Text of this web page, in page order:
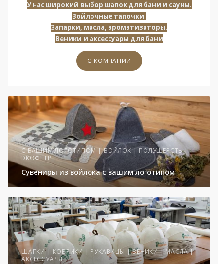
У нас широкий выбор шапок для бани и сауны.
Войлочные тапочки.
Запарки, масла, ароматизаторы.
Веники и аксессуары для бани
О КОМПАНИИ
С ВАШИМ ЛОГОТИПОМ | ВОЙЛОК | ПОЛУШЕРСТЬ |
ЭКОФЕТР
Сувениры из войлока с вашим логотипом
ШАПКИ | КОВРИКИ | РУКАВИЦЫ | ВЕНИКИ | МАСЛА |
АКСЕССУАРЫ